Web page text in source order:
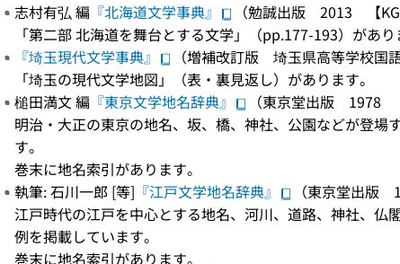
志村有弘 編 『北海道文学事典』
（勉誠出版 2013 【
「第二部 北海道を舞台とする文学」（pp.177-193）があり
『埼玉現代文学事典』
（増補改訂版 埼玉県高等学校
「埼玉の現代文学地図」（表・裏見返し）があります。
槌田満文 編 『東京文学地名辞典』
（東京堂出版 1978
明治・大正の東京の地名、坂、橋、神社、公園などが登場
す。
巻末に地名索引があります。
執筆: 石川一郎 [等] 『江戸文学地名辞典』
（東京堂出版
江戸時代の江戸を中心とする地名、河川、道路、神社、
例を掲載しています。
巻末に地名索引があります。